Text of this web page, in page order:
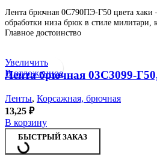
Лента брючная 0С790ПЭ-Г50 цвета
обработки низа брюк в стиле милитари,
Главное достоинство
Увеличить
В отложенное
Лента брючная 03С3099-
Ленты, Корсажная, брючная
13,25 ₽
В корзину
БЫСТРЫЙ ЗАКАЗ